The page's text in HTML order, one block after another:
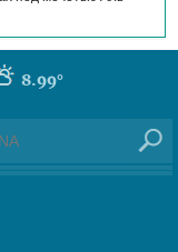
8.99°